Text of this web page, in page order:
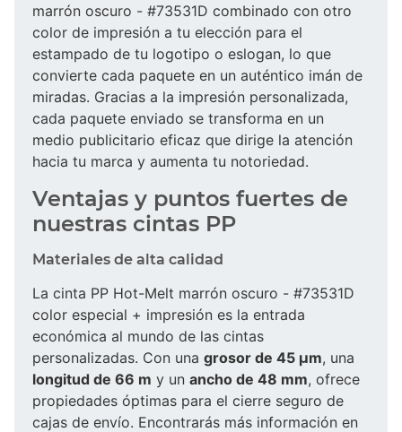
marrón oscuro - #73531D combinado con otro
color de impresión a tu elección para el
estampado de tu logotipo o eslogan, lo que
convierte cada paquete en un auténtico imán de
miradas. Gracias a la impresión personalizada,
cada paquete enviado se transforma en un
medio publicitario eficaz que dirige la atención
hacia tu marca y aumenta tu notoriedad.
Ventajas y puntos fuertes de
nuestras cintas PP
Materiales de alta calidad
La cinta PP Hot-Melt marrón oscuro - #73531D
color especial + impresión es la entrada
económica al mundo de las cintas
personalizadas. Con una grosor de 45 µm, una
longitud de 66 m y un ancho de 48 mm, ofrece
propiedades óptimas para el cierre seguro de
cajas de envío. Encontrarás más información en